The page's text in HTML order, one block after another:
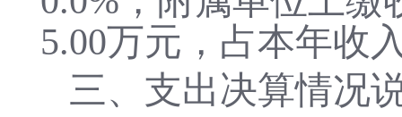
5.00万元，占本年收
三、支出决算情况